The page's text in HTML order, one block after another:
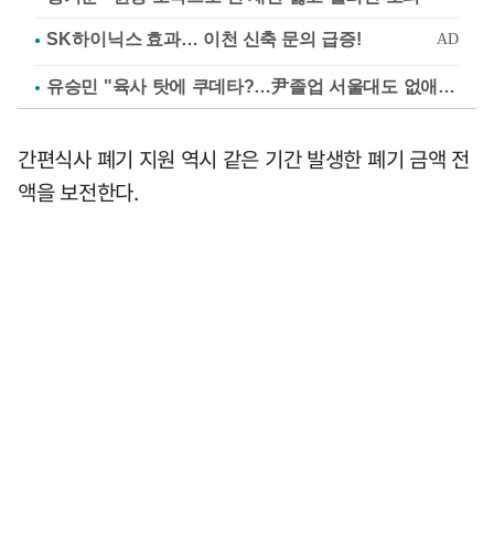
유승민 "육사 탓에 쿠데타?…尹졸업 서울대도 없애나"
간편식사 폐기 지원 역시 같은 기간 발생한 폐기 금액 전
액을 보전한다.